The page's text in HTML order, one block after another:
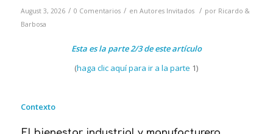
August 3, 2026 / 0 Comentarios / en Autores Invitados / por Ricardo &
Barbosa
Esta es la parte 2/3 de este artículo
(haga clic aquí para ir a la parte 1)
Contexto